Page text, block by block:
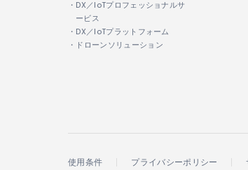
・DX／IoTプロフェッショナルサ
ービス
・DX／IoTプラットフォーム
・ドローンソリューション
使用条件 プライバシーポリシー